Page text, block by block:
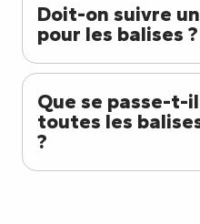
Doit-on suivre
pour les balises ?
Que se passe-t-
toutes les
?